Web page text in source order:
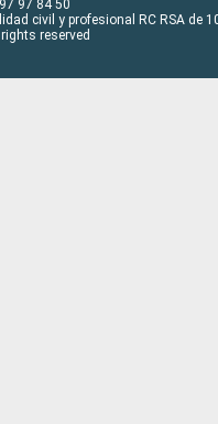
97 84 50
civil y profesional RC RSA de
reserved